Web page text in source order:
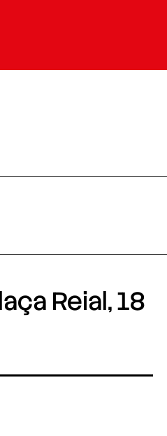
Reial, 18